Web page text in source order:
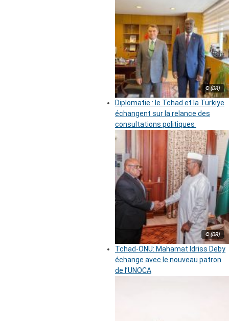
© (DR)
Diplomatie : le Tchad et la Türkiye
échangent sur la relance des
consultations politiques
© (DR)
Tchad-ONU: Mahamat Idriss Deby
échange avec le nouveau patron
de l’UNOCA